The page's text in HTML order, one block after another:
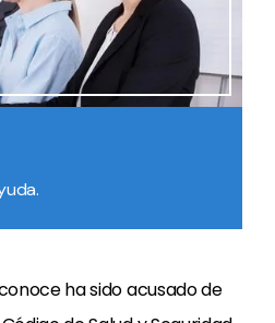
ha sido acusado de